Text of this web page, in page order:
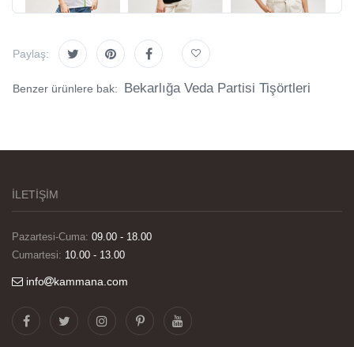
Paylaş:
Benzer ürünlere bak: Bekarlığa Veda Partisi Tişörtleri
İLETİŞİM
Pazartesi-Cuma: 09.00 - 18.00
Cumartesi: 10.00 - 13.00
info kammana.com
Görselleri ve baskı kalitesi harika. Övünç Bey'in
tüm süreçteki desteği ile siparislerim kısa